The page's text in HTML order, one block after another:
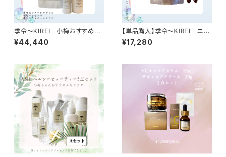
季令〜KIREI 小梅おすすめ3
点セット
¥44,440
【単品購入】季令〜KIREI エラ
スチンカプセル1袋100粒入り
¥17,280